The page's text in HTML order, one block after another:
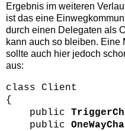
Ergebnis im weiteren
ist das eine
durch einen Delegaten als
kann auch so bleiben.
sollte auch hier jedoch
aus:
class Client
{
public
public